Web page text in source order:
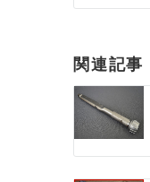
シ
ョ
ン
関連記事